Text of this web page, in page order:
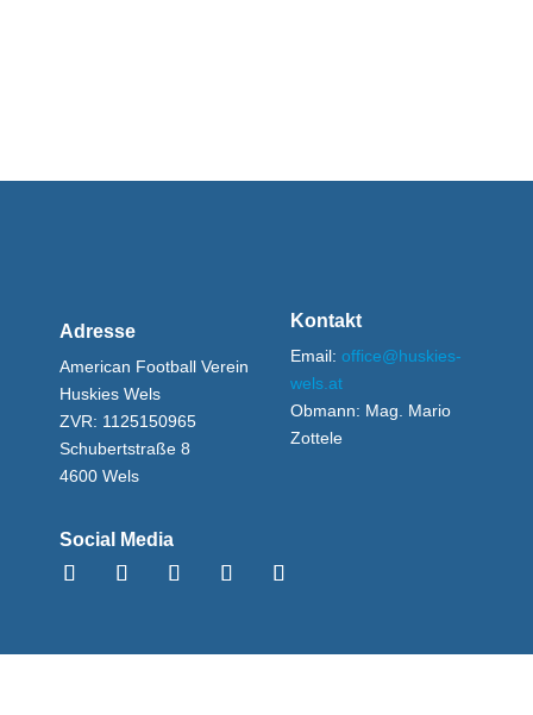
Adresse
American Football Verein
Huskies Wels
ZVR: 1125150965
Schubertstraße 8
4600 Wels
Kontakt
Email: office@huskies-
wels.at
Obmann: Mag. Mario
Zottele
Social Media